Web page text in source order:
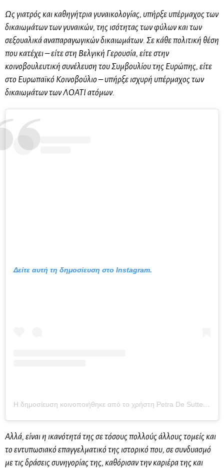
Ως γιατρός και καθηγήτρια γυναικολογίας, υπήρξε υπέρμαχος των
δικαιωμάτων των γυναικών, της ισότητας των φύλων και των
σεξουαλικά αναπαραγωγικών δικαιωμάτων. Σε κάθε πολιτική θέση
που κατέχει – είτε στη Βελγική Γερουσία, είτε στην
κοινοβουλευτική συνέλευση του Συμβουλίου της Ευρώπης, είτε
στο Ευρωπαϊκό Κοινοβούλιο – υπήρξε ισχυρή υπέρμαχος των
δικαιωμάτων των ΛΟΑΤΙ ατόμων.
Δείτε αυτή τη δημοσίευση στο Instagram.
Η δημοσίευση κοινοποιήθηκε από το χρήστη Petra De Sutter (@pdsutter)
Αλλά, είναι η ικανότητά της σε τόσους πολλούς άλλους τομείς και
το εντυπωσιακό επαγγελματικό της ιστορικό που, σε συνδυασμό
με τις δράσεις συνηγορίας της, καθόρισαν την καριέρα της και